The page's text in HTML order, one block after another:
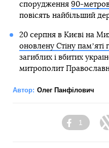
спорудження 90-
повісять найбільший
20 серпня в Києві на
оновлену Стіну памʼяті
загиблих і вбитих
митрополит
Автор: Олег Панфілович
Facebook
1